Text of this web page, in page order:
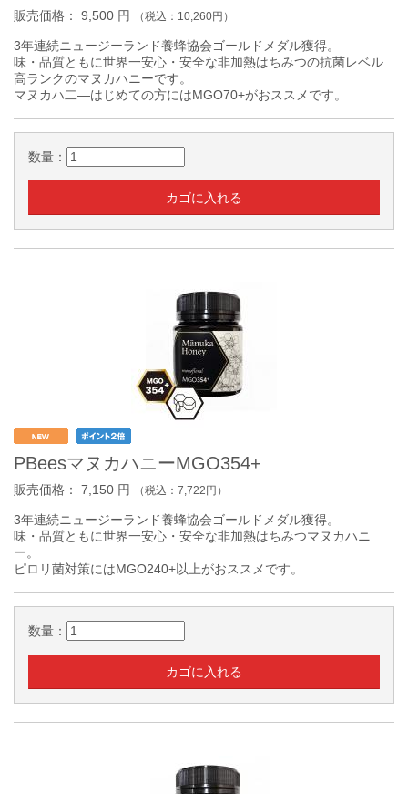
販売価格： 9,500 円 （税込： 10,260円）
3年連続ニュージーランド養蜂協会ゴールドメダル獲得。
味・品質ともに世界一安心・安全な非加熱はちみつの抗菌レベル
高ランクのマヌカハニーです。
マヌカハ二―はじめての方にはMGO70+がおススメです。
数量：
PBeesマヌカハニーMGO354+
販売価格： 7,150 円 （税込： 7,722円）
3年連続ニュージーランド養蜂協会ゴールドメダル獲得。
味・品質ともに世界一安心・安全な非加熱はちみつマヌカハニ
ー。
ピロリ菌対策にはMGO240+以上がおススメです。
数量：